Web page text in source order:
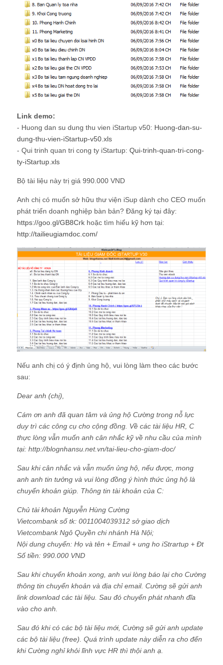
Link demo:
- Huong dan su dung thu vien iStartup v50: Huong-dan-su-
dung-thu-vien-iStartup-v50.xls
- Qui trinh quan tri cong ty iStartup: Qui-trinh-quan-tri-cong-
ty-iStartup.xls
Bộ tài liệu này trị giá 990.000 VND
Anh chị có muốn sở hữu thư viện iSup dành cho CEO muốn
phát triển doanh nghiệp bàn bản? Đăng ký tại đây:
https://goo.gl/GB8Crk hoặc tìm hiểu kỹ hơn tại:
http://tailieugiamdoc.com/
Nếu anh chị có ý định ủng hộ, vui lòng làm theo các bước
sau:
Dear anh (chị),
Cám ơn anh đã quan tâm và ủng hộ Cường trong nỗ lực
duy trì các công cụ cho cộng đồng. Về các tài liệu HR, C
thực lòng vẫn muốn anh cân nhắc kỹ về nhu cầu của mình
tại: http://blognhansu.net.vn/tai-lieu-cho-giam-doc/
Sau khi cân nhắc và vẫn muốn ủng hộ, nếu được, mong
anh anh tin tưởng và vui lòng đồng ý hình thức ủng hộ là
chuyển khoản giúp. Thông tin tài khoản của C:
Chủ tài khoản Nguyễn Hùng Cường
Vietcombank số tk: 0011004039312 sở giao dịch
Vietcombank Ngô Quyền chi nhánh Hà Nội;
Nội dung chuyển: Họ và tên + Email + ung ho iStrartup + Đt
Số tiền: 990.000 VND
Sau khi chuyển khoản xong, anh vui lòng báo lại cho Cường
thông tin chuyển khoản và địa chỉ email. Cường sẽ gửi anh
link download các tài liệu. Sau đó chuyển phát nhanh đĩa
vào cho anh.
Sau đó khi có các bộ tài liệu mới, Cường sẽ gửi anh update
các bộ tài liệu (free). Quá trình update này diễn ra cho đến
khi Cường nghỉ khỏi lĩnh vực HR thì thội anh ạ.